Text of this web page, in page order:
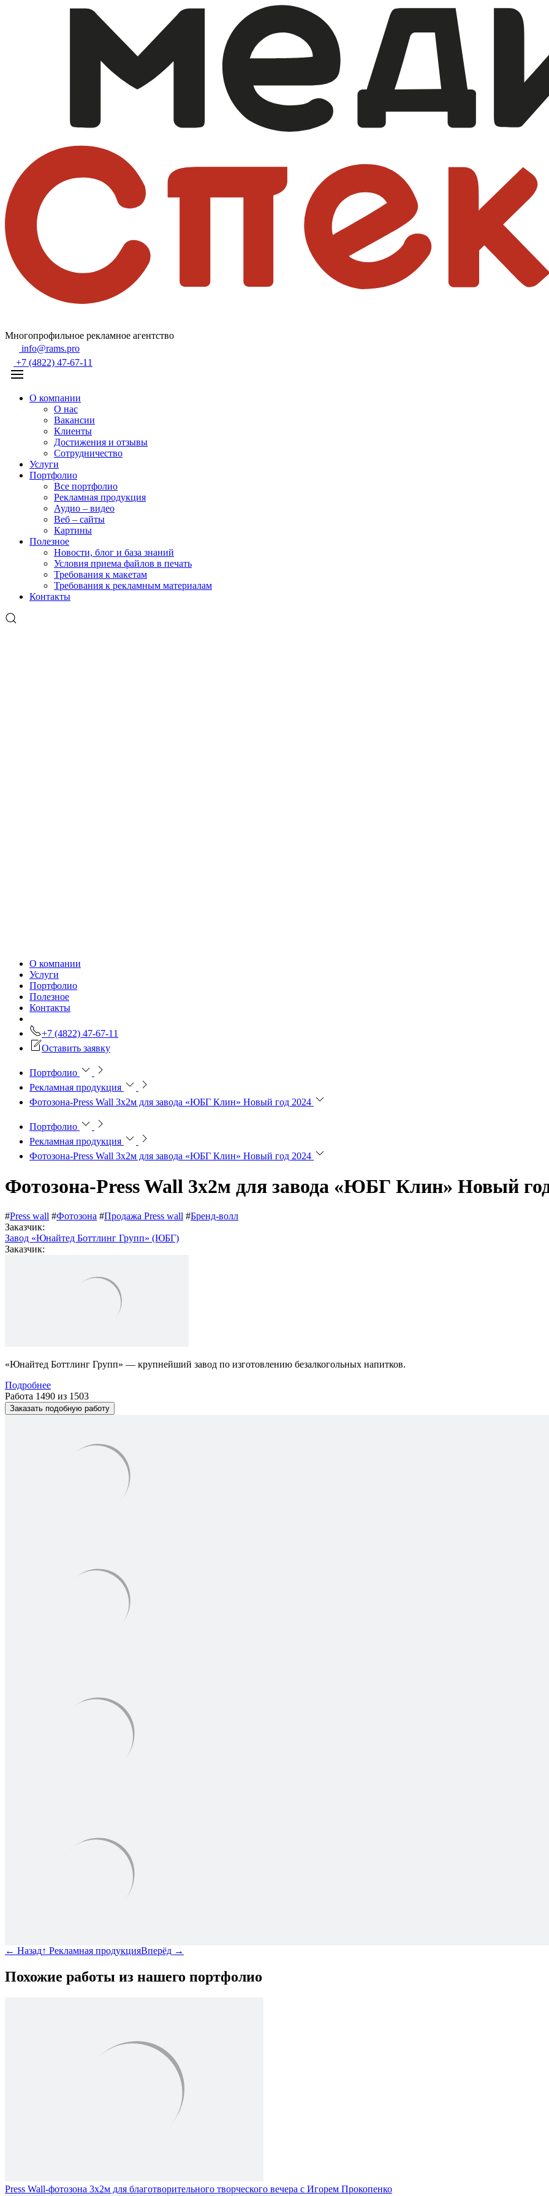
Многопрофильное рекламное агентство
info@rams.pro
+7 (4822) 47-67-11
О компании
О нас
Вакансии
Клиенты
Достижения и отзывы
Сотрудничество
Услуги
Портфолио
Все портфолио
Рекламная продукция
Аудио – видео
Веб – сайты
Картины
Полезное
Новости, блог и база знаний
Условия приема файлов в печать
Требования к макетам
Требования к рекламным материалам
Контакты
О компании
Услуги
Портфолио
Полезное
Контакты
+7 (4822) 47-67-11
Оставить заявку
Портфолио
Рекламная продукция
Фотозона-Press Wall 3х2м для завода «ЮБГ Клин» Новый год 2024
Портфолио
Рекламная продукция
Фотозона-Press Wall 3х2м для завода «ЮБГ Клин» Новый год 2024
Фотозона-Press Wall 3х2м для завода «ЮБГ Клин» Новый
#Press wall #Фотозона #Продажа Press wall #Бренд-волл
Заказчик:
Завод «Юнайтед Боттлинг Групп» (ЮБГ)
Заказчик:
«Юнайтед Боттлинг Групп» — крупнейший завод по изготовлению безалкогольных напитков.
Подробнее
Работа 1490 из 1503
Заказать подобную работу
← Назад↑ Рекламная продукцияВперёд →
Похожие работы из нашего портфолио
Press Wall-фотозона 3х2м для благотворительного творческого вечера с Игорем Прокопенко